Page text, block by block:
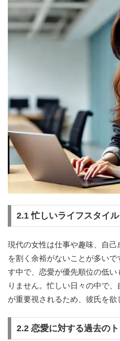
2.1 忙しいライフスタイル
現代の女性は仕事や趣味、自
を割く余裕がないことが多い
す中で、恋愛が優先順位の低
りません。忙しい日々の中で
が重要視されるため、彼氏を欲
2.2 恋愛に対する過去の